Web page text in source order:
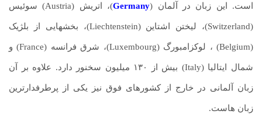
است. این زبان در آلمان (Germany )، اتریش (Austria) سوئیس
(Switzerland)، لیختن اشتاین (Liechtenstein)، بخشهایی از بلژیک
(Belgium) ، لوکزامبورگ (Luxembourg)، شرق فرانسه (France) و
شمال ایتالیا (Italy) بیش از ۱۳۰ میلیون سخنور دارد. علاوه بر آن
زبان آلمانی در خارج از کشورهای فوق نیز یکی از پرطرفدارترین
زبان هاست.